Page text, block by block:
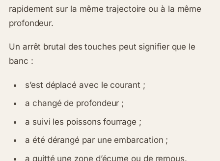
rapidement sur la même trajectoire ou à la même
profondeur.
Un arrêt brutal des touches peut signifier que le
banc :
s’est déplacé avec le courant ;
a changé de profondeur ;
a suivi les poissons fourrage ;
a été dérangé par une embarcation ;
a quitté une zone d’écume ou de remous.